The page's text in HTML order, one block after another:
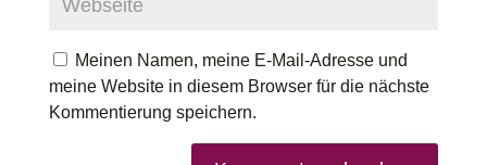
Meinen Namen, meine E-Mail-Adresse und
meine Website in diesem Browser für die nächste
Kommentierung speichern.